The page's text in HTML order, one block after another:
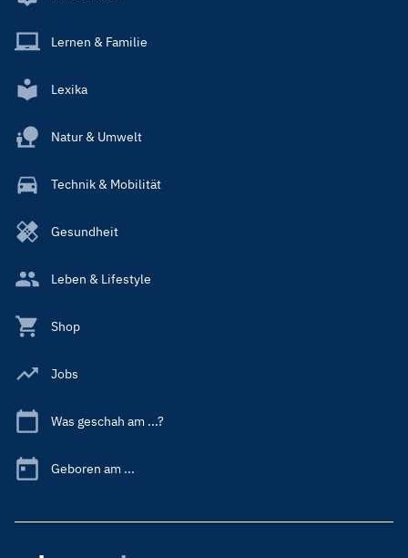
Lernen & Familie
Lexika
Natur & Umwelt
Technik & Mobilität
Gesundheit
Leben & Lifestyle
Shop
Jobs
Was geschah am ...?
Geboren am ...